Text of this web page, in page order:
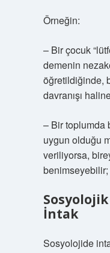
Örneğin:
– Bir çocuk
demenin
öğretildiğinde,
davranışı
– Bir toplumda
uygun olduğu
veriliyorsa,
İntak
Sosyolojide